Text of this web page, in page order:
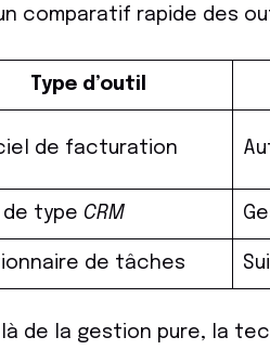
comparatif rapide des
Type d’outil
de facturation
de type CRM
de tâches
de la gestion pure, la